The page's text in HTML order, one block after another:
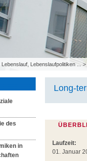
Lebenslauf, Lebenslaufpolitiken ...
des
in
Long-
Laufzeit:
01. Januar